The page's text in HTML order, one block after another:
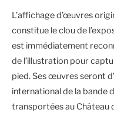
L’affichage d’œuvres
constitue le clou de
est immédiatement
de l’illustration pour
pied. Ses œuvres seront
international de la bande
transportées au Château